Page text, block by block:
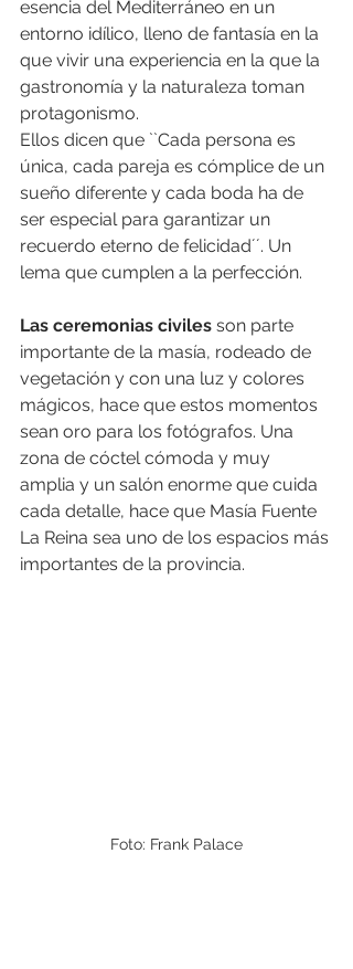
esencia del Mediterráneo en un
entorno idílico, lleno de fantasía en la
que vivir una experiencia en la que la
gastronomía y la naturaleza toman
protagonismo.
Ellos dicen que ``Cada persona es
única, cada pareja es cómplice de un
sueño diferente y cada boda ha de
ser especial para garantizar un
recuerdo eterno de felicidad´´. Un
lema que cumplen a la perfección.
Las ceremonias civiles son parte
importante de la masía, rodeado de
vegetación y con una luz y colores
mágicos, hace que estos momentos
sean oro para los fotógrafos. Una
zona de cóctel cómoda y muy
amplia y un salón enorme que cuida
cada detalle, hace que Masía Fuente
La Reina sea uno de los espacios más
importantes de la provincia.
Foto: Frank Palace